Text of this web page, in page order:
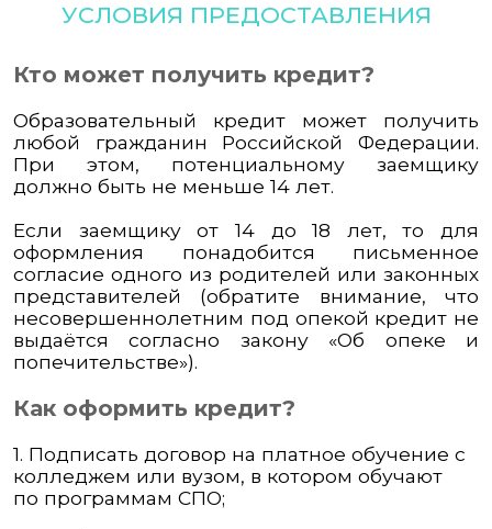
УСЛОВИЯ ПРЕДОСТАВЛЕНИЯ
Кто может получить кредит?
Образовательный кредит может получить
любой гражданин Российской Федерации.
При этом, потенциальному заемщику
должно быть не меньше 14 лет.
Если заемщику от 14 до 18 лет, то для
оформления понадобится письменное
согласие одного из родителей или законных
представителей (обратите внимание, что
несовершеннолетним под опекой кредит не
выдаётся согласно закону «Об опеке и
попечительстве»).
Как оформить кредит?
1. Подписать договор на платное обучение с
колледжем или вузом, в котором обучают
по программам СПО;